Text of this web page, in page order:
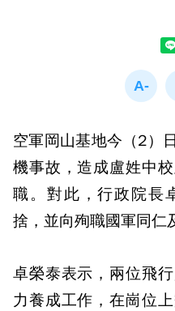
空軍岡山基地今（2）
機事故，造成盧姓中
職。對此，行政院長
捨，並向殉職國軍同仁
卓榮泰表示，兩位飛
力養成工作，在崗位